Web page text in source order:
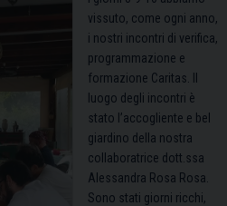
vissuto, come ogni anno,
i nostri incontri di verifica,
programmazione e
formazione Caritas. Il
luogo degli incontri è
stato l’accogliente e bel
giardino della nostra
collaboratrice dott.ssa
Alessandra Rosa Rosa.
Sono stati giorni ricchi,